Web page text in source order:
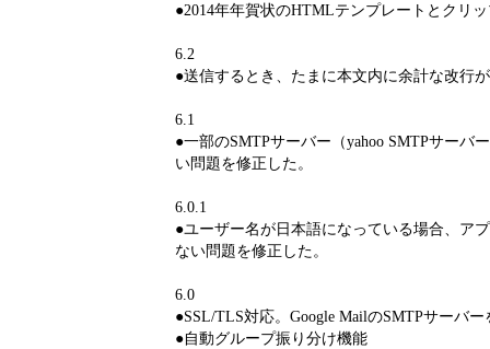
●2014年年賀状のHTMLテンプレートとクリ
6.2
●送信するとき、たまに本文内に余計な改行
6.1
●一部のSMTPサーバー（yahoo SMTPサーバ
い問題を修正した。
6.0.1
●ユーザー名が日本語になっている場合、ア
ない問題を修正した。
6.0
●SSL/TLS対応。Google MailのSMTPサーバ
●自動グループ振り分け機能